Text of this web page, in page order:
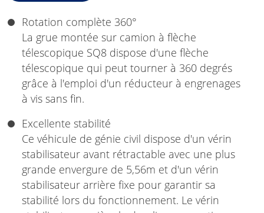
Rotation complète 360°
La grue montée sur camion à flèche
télescopique SQ8 dispose d'une flèche
télescopique qui peut tourner à 360 degrés
grâce à l'emploi d'un réducteur à engrenages
à vis sans fin.
Excellente stabilité
Ce véhicule de génie civil dispose d'un vérin
stabilisateur avant rétractable avec une plus
grande envergure de 5,56m et d'un vérin
stabilisateur arrière fixe pour garantir sa
stabilité lors du fonctionnement. Le vérin